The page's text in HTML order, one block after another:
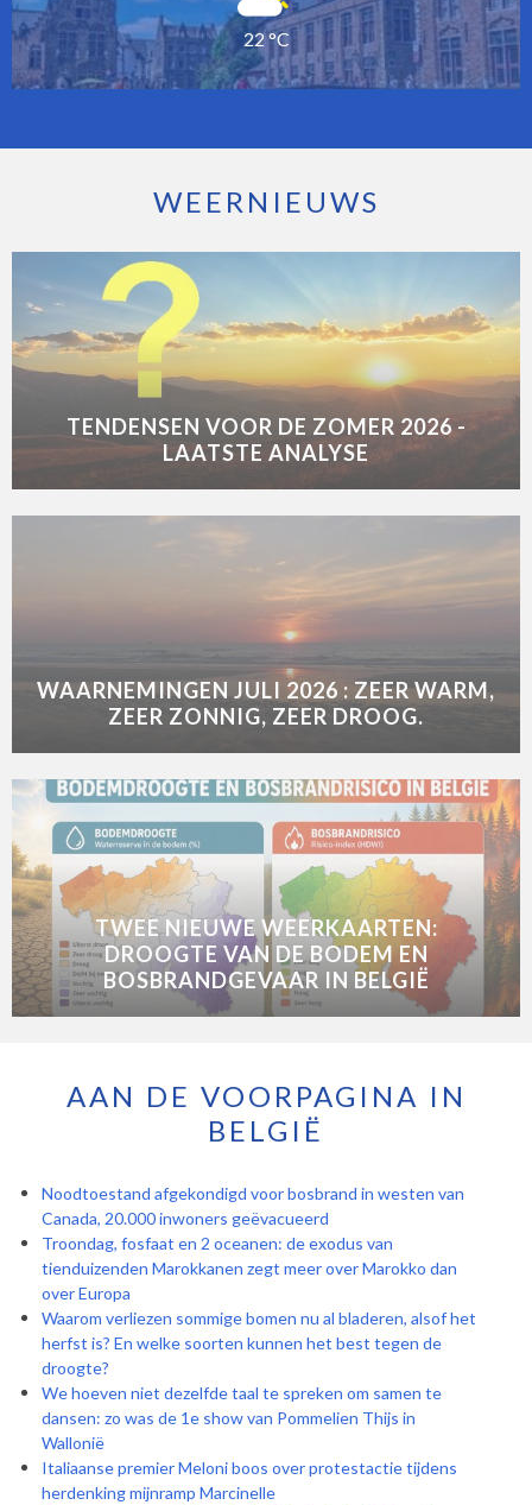
22 °C
WEERNIEUWS
TENDENSEN VOOR DE ZOMER 2026 -
LAATSTE ANALYSE
WAARNEMINGEN JULI 2026 : ZEER WARM,
ZEER ZONNIG, ZEER DROOG.
TWEE NIEUWE WEERKAARTEN:
DROOGTE VAN DE BODEM EN
BOSBRANDGEVAAR IN BELGIË
AAN DE VOORPAGINA IN
BELGIË
Noodtoestand afgekondigd voor bosbrand in westen van
Canada, 20.000 inwoners geëvacueerd
Troondag, fosfaat en 2 oceanen: de exodus van
tienduizenden Marokkanen zegt meer over Marokko dan
over Europa
Waarom verliezen sommige bomen nu al bladeren, alsof het
herfst is? En welke soorten kunnen het best tegen de
droogte?
We hoeven niet dezelfde taal te spreken om samen te
dansen: zo was de 1e show van Pommelien Thijs in
Wallonië
Italiaanse premier Meloni boos over protestactie tijdens
herdenking mijnramp Marcinelle